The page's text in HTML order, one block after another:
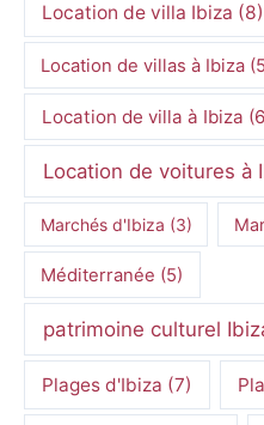
Location de villa Ibiza (8)
Location de villas à Ibiza
Location de villa à Ibiza
Location de voitures à
Marchés d'Ibiza (3)
Méditerranée (5)
patrimoine culturel
Plages d'Ibiza (7)